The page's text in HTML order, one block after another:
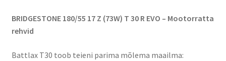
BRIDGESTONE 180/55 17 Z (73W) T 30 R EVO – Mootorratta
rehvid
Battlax T30 toob teieni parima mõlema maailma: